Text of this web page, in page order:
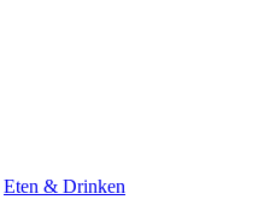
Eten & Drinken